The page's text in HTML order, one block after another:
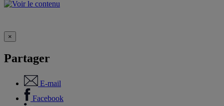
×
Partager
E-mail
Facebook